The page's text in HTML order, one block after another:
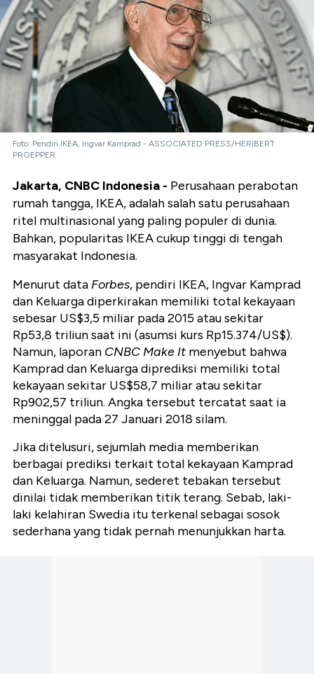
Foto: Pendiri IKEA, Ingvar Kamprad - ASSOCIATED PRESS/HERIBERT
PROEPPER
Jakarta, CNBC Indonesia - Perusahaan perabotan
rumah tangga, IKEA, adalah salah satu perusahaan
ritel multinasional yang paling populer di dunia.
Bahkan, popularitas IKEA cukup tinggi di tengah
masyarakat Indonesia.
Menurut data Forbes, pendiri IKEA, Ingvar Kamprad
dan Keluarga diperkirakan memiliki total kekayaan
sebesar US$3,5 miliar pada 2015 atau sekitar
Rp53,8 triliun saat ini (asumsi kurs Rp15.374/US$).
Namun, laporan CNBC Make It menyebut bahwa
Kamprad dan Keluarga diprediksi memiliki total
kekayaan sekitar US$58,7 miliar atau sekitar
Rp902,57 triliun. Angka tersebut tercatat saat ia
meninggal pada 27 Januari 2018 silam.
Jika ditelusuri, sejumlah media memberikan
berbagai prediksi terkait total kekayaan Kamprad
dan Keluarga. Namun, sederet tebakan tersebut
dinilai tidak memberikan titik terang. Sebab, laki-
laki kelahiran Swedia itu terkenal sebagai sosok
sederhana yang tidak pernah menunjukkan harta.